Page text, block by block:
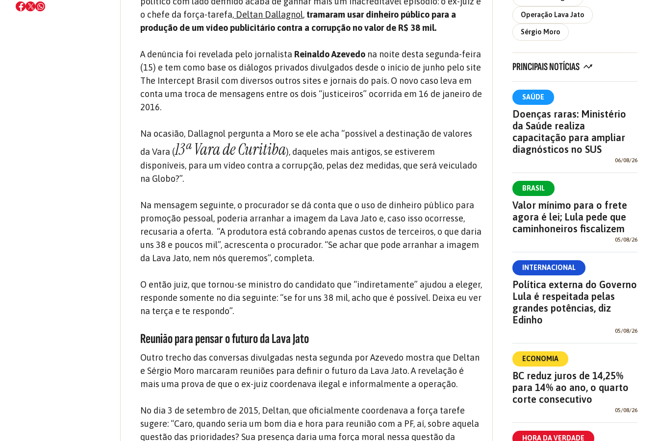
o chefe da força-tarefa, Deltan Dallagnol, tramaram usar dinheiro público para a
produção de um vídeo publicitário contra a corrupção no valor de R$ 38 mil.
A denúncia foi revelada pelo jornalista Reinaldo Azevedo na noite desta segunda-feira
(15) e tem como base os diálogos privados divulgados desde o início de junho pelo site
The Intercept Brasil com diversos outros sites e jornais do país. O novo caso leva em
conta uma troca de mensagens entre os dois “justiceiros” ocorrida em 16 de janeiro de
2016.
Na ocasião, Dallagnol pergunta a Moro se ele acha “possível a destinação de valores
da Vara (13ª Vara de Curitiba), daqueles mais antigos, se estiverem
disponíveis, para um vídeo contra a corrupção, pelas dez medidas, que será veiculado
na Globo?”.
Na mensagem seguinte, o procurador se dá conta que o uso de dinheiro público para
promoção pessoal, poderia arranhar a imagem da Lava Jato e, caso isso ocorresse,
recusaria a oferta. “A produtora está cobrando apenas custos de terceiros, o que daria
uns 38 e poucos mil”, acrescenta o procurador. “Se achar que pode arranhar a imagem
da Lava Jato, nem nós queremos”, completa.
O então juiz, que tornou-se ministro do candidato que “indiretamente” ajudou a eleger,
responde somente no dia seguinte: “se for uns 38 mil, acho que é possível. Deixa eu ver
na terça e te respondo”.
Reunião para pensar o futuro da Lava Jato
Outro trecho das conversas divulgadas nesta segunda por Azevedo mostra que Deltan
e Sérgio Moro marcaram reuniões para definir o futuro da Lava Jato. A revelação é
mais uma prova de que o ex-juiz coordenava ilegal e informalmente a operação.
No dia 3 de setembro de 2015, Deltan, que oficialmente coordenava a força tarefe
sugere: “Caro, quando seria um bom dia e hora para reunião com a PF, aí, sobre aquela
questão das prioridades? Sua presença daria uma força moral nessa questão da
Operação Lava Jato
Sérgio Moro
PRINCIPAIS NOTÍCIAS
SAÚDE
Doenças raras: Ministério
da Saúde realiza
capacitação para ampliar
diagnósticos no SUS
06/08/26
BRASIL
Valor mínimo para o frete
agora é lei; Lula pede que
caminhoneiros fiscalizem
05/08/26
INTERNACIONAL
Política externa do Governo
Lula é respeitada pelas
grandes potências, diz
Edinho
05/08/26
ECONOMIA
BC reduz juros de 14,25%
para 14% ao ano, o quarto
corte consecutivo
05/08/26
HORA DA VERDADE